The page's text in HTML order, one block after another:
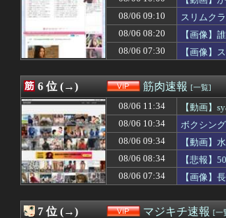
08/06 08:40
鈴木紗理奈「ボランテ
08/06 08:35
【超愕】三島由紀夫「
08/06 08:34
【悲報】50代の若者が
08/06 08:33
今1番抜けるグラビアア
08/06 08:33
【ｼｺ動画】エ口い乳の
08/06 08:25
【悲報】ショートスリ
08/06 08:25
【悲報】彼女「0.01mm
08/06 08:20
【画像】誰とエッチし
08/06 08:18
【衝撃】手巻きタバコ
08/06 08:15
5年以上、耳掃除してな
08/06 08:12
「まんじゅうや」の投
08/06 08:10
【悲報】グラボ、国内
08/06 08:09
【熊本地震】日本製紙
08/06 08:09
【画像あり】女子アナ
08/06 08:09
【悲報】令和の大学生
08/06 09:10
スリムク
08/06 08:20
【画像】
08/06 07:30
【画像】
6 位 (→) 筋肉速報 [一覧]
08/06 11:34
【動画】
08/06 10:34
ボクシン
08/06 09:34
【動画】
08/06 08:34
【悲報】
08/06 07:34
【画像】
7 位 (→) マジキチ速報 [一